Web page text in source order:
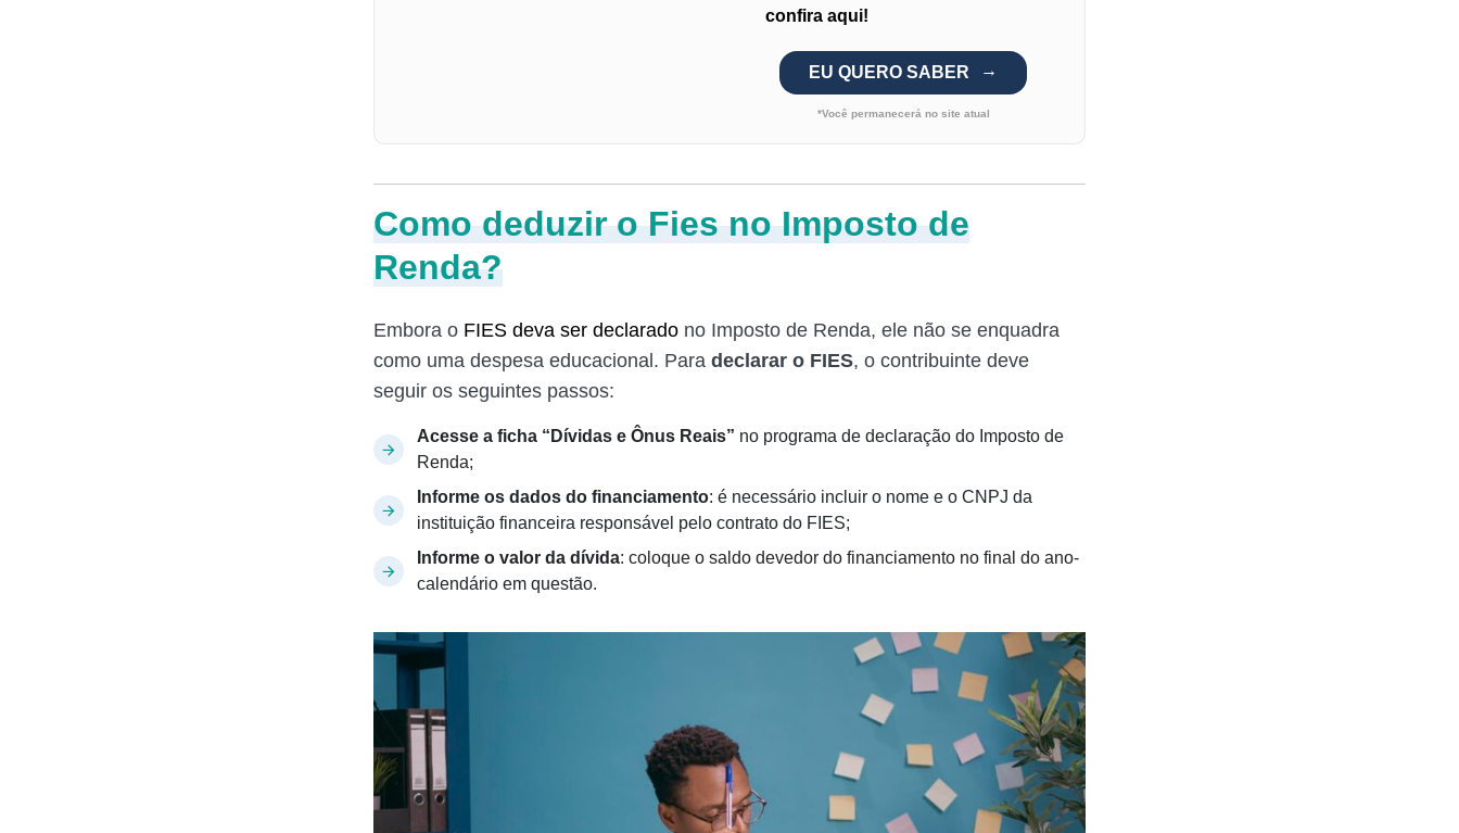
confira aqui!
EU QUERO SABER
*Você permanecerá no site atual
Como deduzir o Fies no Imposto de
Renda?
Embora o FIES deva ser declarado no Imposto de Renda, ele não se enquadra
como uma despesa educacional. Para declarar o FIES, o contribuinte deve
seguir os seguintes passos:
Acesse a ficha “Dívidas e Ônus Reais” no programa de declaração do Imposto de
Renda;
Informe os dados do financiamento: é necessário incluir o nome e o CNPJ da
instituição financeira responsável pelo contrato do FIES;
Informe o valor da dívida: coloque o saldo devedor do financiamento no final do ano-
calendário em questão.